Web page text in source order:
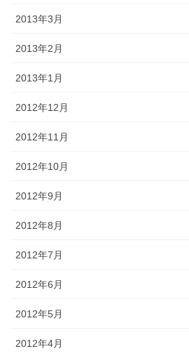
2013年3月
2013年2月
2013年1月
2012年12月
2012年11月
2012年10月
2012年9月
2012年8月
2012年7月
2012年6月
2012年5月
2012年4月